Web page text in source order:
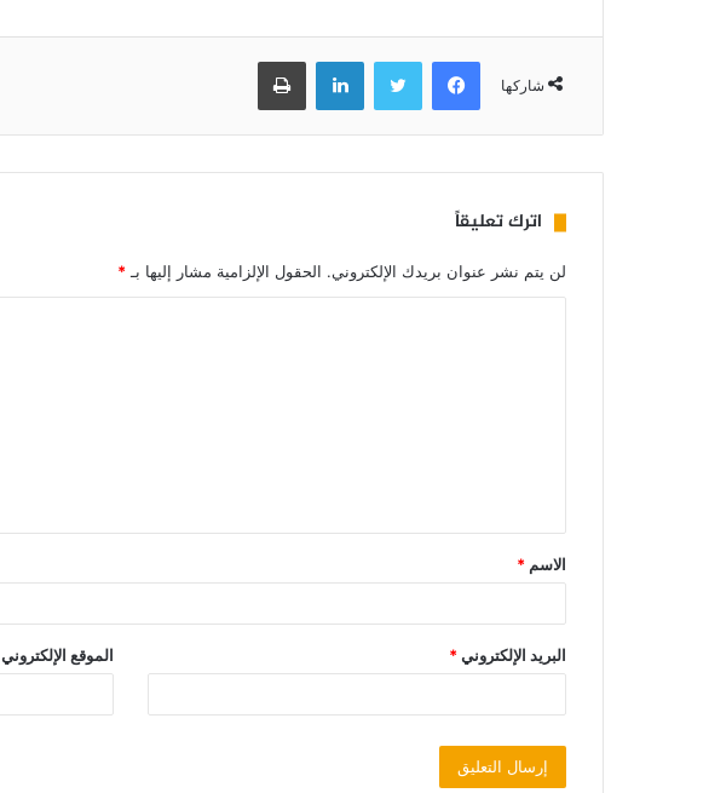
شاركها
فيسبوك تويتر لينكدإن طباعة
اترك تعليقاً
لن يتم نشر عنوان بريدك الإلكتروني. الحقول الإلزامية مشار إليها بـ*
الاسم *
البريد الإلكتروني* الموقع الإلكتروني